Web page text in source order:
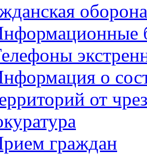
о
от
граждан